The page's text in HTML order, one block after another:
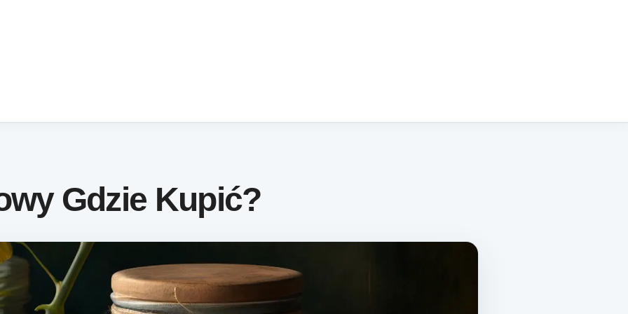
Gdzie Kupić?